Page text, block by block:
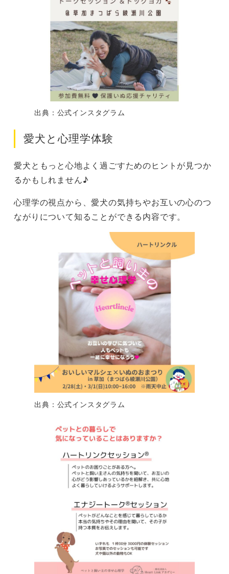
出典：公式インスタグラム
愛犬と心理学体験
愛犬ともっと心地よく過ごすためのヒントが見つか
るかもしれません♪
心理学の視点から、愛犬の気持ちやお互いの心のつ
ながりについて知ることができる内容です。
出典：公式インスタグラム